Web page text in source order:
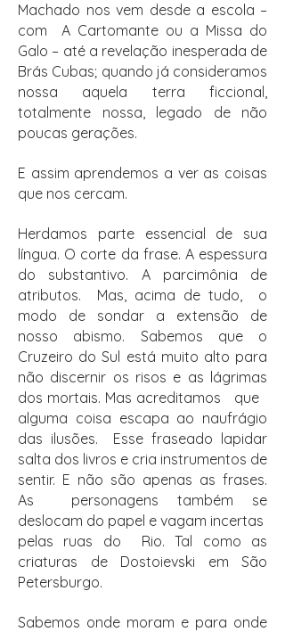
Machado nos vem desde a escola –
com A Cartomante ou a Missa do
Galo – até a revelação inesperada de
Brás Cubas; quando já consideramos
nossa aquela terra ficcional,
totalmente nossa, legado de não
poucas gerações.
E assim aprendemos a ver as coisas
que nos cercam.
Herdamos parte essencial de sua
língua. O corte da frase. A espessura
do substantivo. A parcimônia de
atributos. Mas, acima de tudo, o
modo de sondar a extensão de
nosso abismo. Sabemos que o
Cruzeiro do Sul está muito alto para
não discernir os risos e as lágrimas
dos mortais. Mas acreditamos que
alguma coisa escapa ao naufrágio
das ilusões. Esse fraseado lapidar
salta dos livros e cria instrumentos de
sentir. E não são apenas as frases.
As personagens também se
deslocam do papel e vagam incertas
pelas ruas do Rio. Tal como as
criaturas de Dostoievski em São
Petersburgo.
Sabemos onde moram e para onde